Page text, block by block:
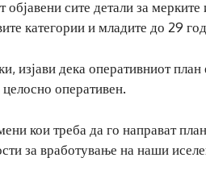
објавени сите детали за
категории и младите до 29
изјави дека оперативниот план
оперативен.
кои треба да го направат
за вработување на наши